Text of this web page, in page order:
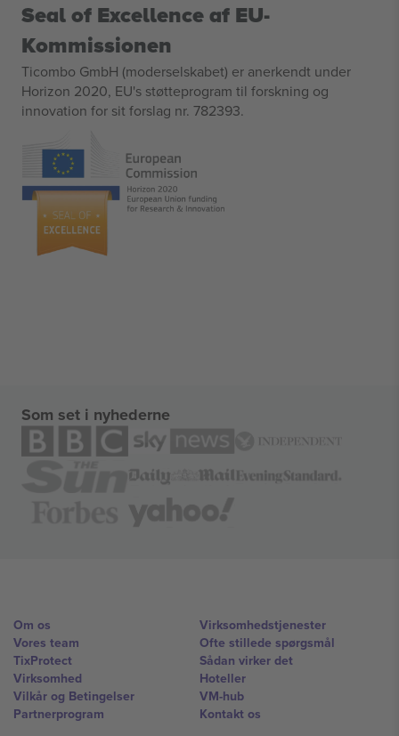
Seal of Excellence af EU-
Kommissionen
Ticombo GmbH (moderselskabet) er anerkendt under
Horizon 2020, EU's støtteprogram til forskning og
innovation for sit forslag nr. 782393.
Som set i nyhederne
Om os
Vores team
TixProtect
Virksomhed
Vilkår og Betingelser
Partnerprogram
Virksomhedstjenester
Ofte stillede spørgsmål
Sådan virker det
Hoteller
VM-hub
Kontakt os